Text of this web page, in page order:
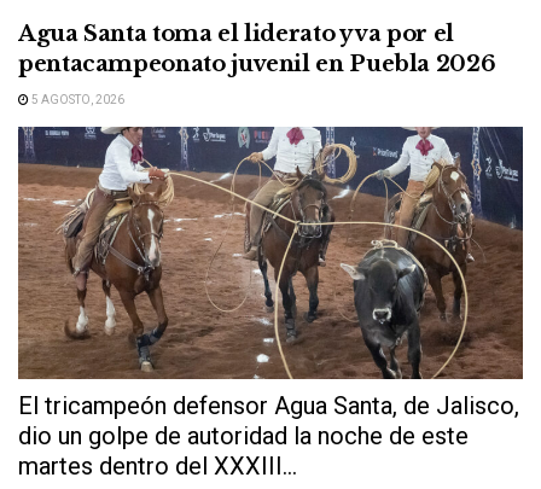
Agua Santa toma el liderato y va por el
pentacampeonato juvenil en Puebla 2026
5 AGOSTO, 2026
El tricampeón defensor Agua Santa, de Jalisco,
dio un golpe de autoridad la noche de este
martes dentro del XXXIII...